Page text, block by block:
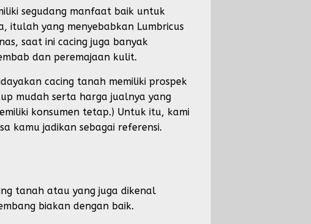
segudang manfaat baik untuk
itulah yang menyebabkan Lumbricus
saat ini cacing juga banyak
dan peremajaan kulit.
cacing tanah memiliki prospek
mudah serta harga jualnya yang
konsumen tetap.) Untuk itu, kami
kamu jadikan sebagai referensi.
tanah atau yang juga dikenal
biakan dengan baik.